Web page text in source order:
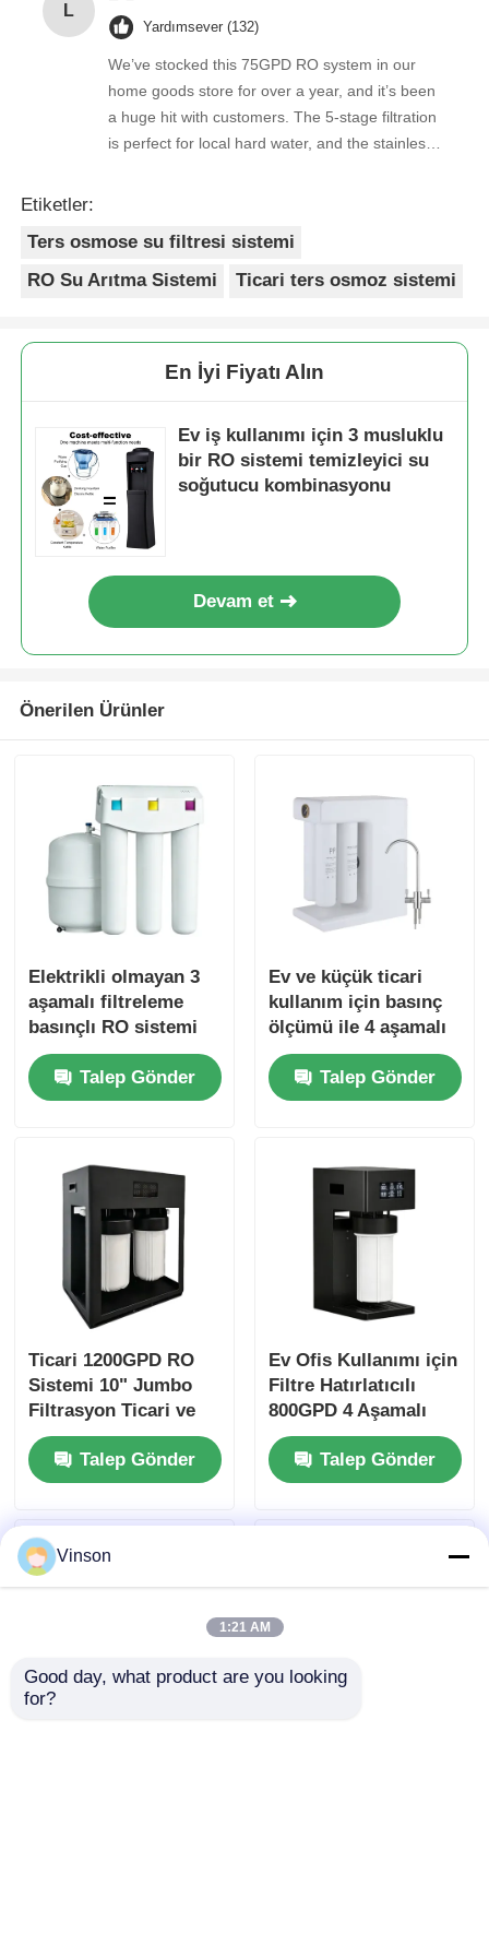
happier with both the product and the service.
L
Yardımsever (132)
We’ve stocked this 75GPD RO system in our
home goods store for over a year, and it’s been
a huge hit with customers. The 5-stage filtration
is perfect for local hard water, and the stainless
complaints from customers, and very few
returns. Great product to carry!
Etiketler:
Ters osmose su filtresi sistemi
RO Su Arıtma Sistemi
Ticari ters osmoz sistemi
En İyi Fiyatı Alın
Ev iş kullanımı için 3 musluklu
bir RO sistemi temizleyici su
soğutucu kombinasyonu
Devam et
Önerilen Ürünler
Elektrikli olmayan 3
aşamalı filtreleme
basınçlı RO sistemi
Basınçlı tanklı su
filtri
Talep Gönder
Ev ve küçük ticari
kullanım için basınç
ölçümü ile 4 aşamalı
ters osmose sistemi
Talep Gönder
Ticari 1200GPD RO
Sistemi 10" Jumbo
Filtrasyon Ticari ve
Ev Kullanımı için
Filtre Hatırlatması ile
Talep Gönder
Ev Ofis Kullanımı için
Filtre Hatırlatıcılı
800GPD 4 Aşamalı
Ticari RO Sistemi
Talep Gönder
Vinson
1:21 AM
Good day, what product are you looking
for?